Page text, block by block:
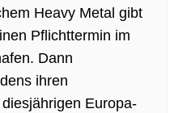
Heavy Metal gibt
Pflichttermin im
Dann
ihren
Europa-